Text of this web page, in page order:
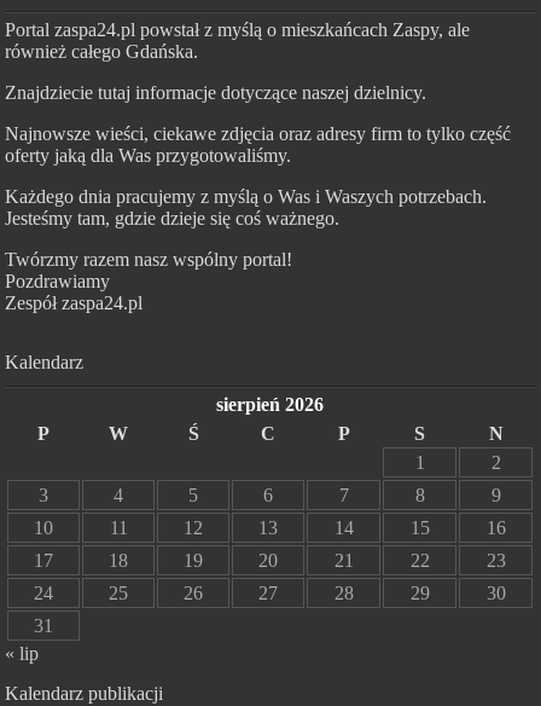
Portal zaspa24.pl powstał z myślą o mieszkańcach Zaspy, ale
również całego Gdańska.
Znajdziecie tutaj informacje dotyczące naszej dzielnicy.
Najnowsze wieści, ciekawe zdjęcia oraz adresy firm to tylko część
oferty jaką dla Was przygotowaliśmy.
Każdego dnia pracujemy z myślą o Was i Waszych potrzebach.
Jesteśmy tam, gdzie dzieje się coś ważnego.
Twórzmy razem nasz wspólny portal!
Pozdrawiamy
Zespół zaspa24.pl
Kalendarz
sierpień 2026
P
W Ś C P S
N
1
2
3
4 5 6 7 8
9
10
11 12 13 14 15
16
17
18 19 20 21 22
23
24
25 26 27 28 29
30
31
« lip
Kalendarz publikacji